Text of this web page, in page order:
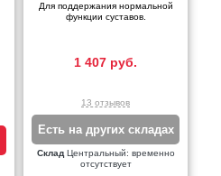
Для поддержания нормальной
функции суставов.
1 407 руб.
13 отзывов
Есть на других складах
СкладЦентральный: временно
отсутствует